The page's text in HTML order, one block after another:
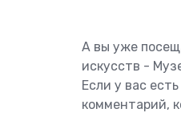
А вы уже
искусств -
Если у вас
комментарий,